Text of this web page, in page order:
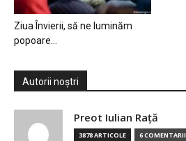
Ziua Învierii, să ne luminăm
popoare…
Autorii noștri
Preot Iulian Raţă
3878 ARTICOLE 6 COMENTARII